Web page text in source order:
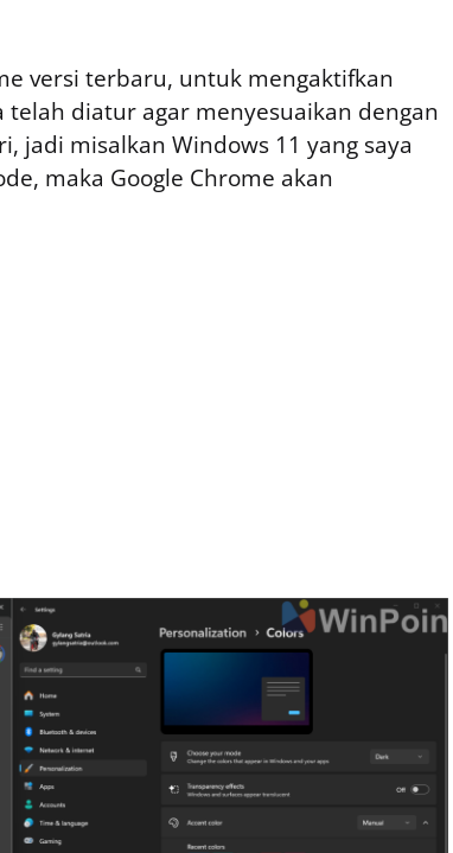
versi terbaru, untuk mengaktifkan
diatur agar menyesuaikan dengan
jadi misalkan Windows 11 yang saya
maka Google Chrome akan